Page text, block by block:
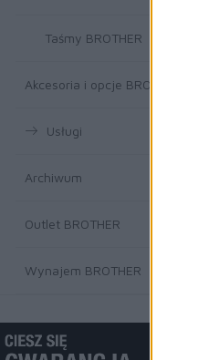
Taśmy BROTHER
Akcesoria i opcje BROTHER
Usługi
Archiwum
Outlet BROTHER
Wynajem BROTHER